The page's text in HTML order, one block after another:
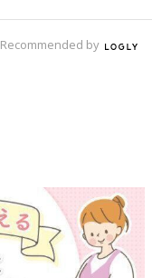
Recommended by